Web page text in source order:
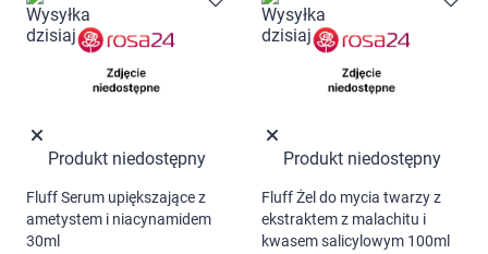
Produkt niedostępny
Fluff Serum upiększające z
ametystem i niacynamidem
30ml
Produkt niedostępny
Fluff Żel do mycia twarzy z
ekstraktem z malachitu i
kwasem salicylowym 100ml